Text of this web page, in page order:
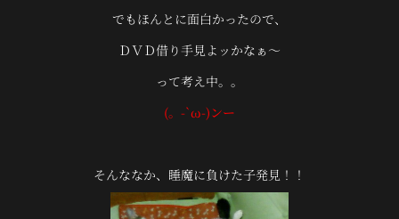
でもほんとに面白かったので、
ＤＶＤ借り手見よッかなぁ～
って考え中。。
(。-`ω-)ンー
そんななか、睡魔に負けた子発見！！